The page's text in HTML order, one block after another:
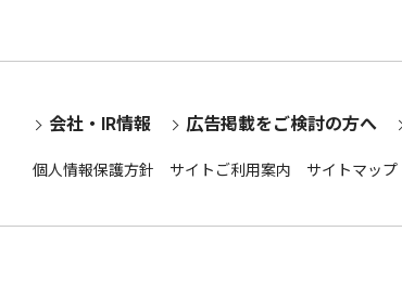
会社・IR情報 広告掲載をご検討の方へ
個人情報保護方針 サイトご利用案内 サイトマップ